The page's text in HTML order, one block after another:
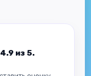
из 5.